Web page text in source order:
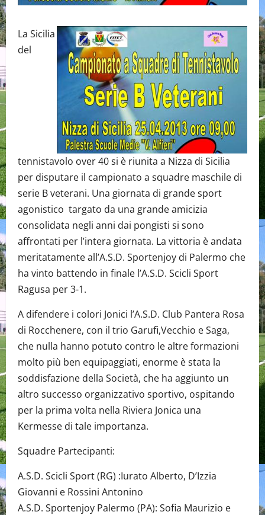
La Sicilia
del
tennistavolo over 40 si è riunita a Nizza di Sicilia
per disputare il campionato a squadre maschile di
serie B veterani. Una giornata di grande sport
agonistico targato da una grande amicizia
consolidata negli anni dai pongisti si sono
affrontati per l’intera giornata. La vittoria è andata
meritatamente all’A.S.D. Sportenjoy di Palermo che
ha vinto battendo in finale l’A.S.D. Scicli Sport
Ragusa per 3-1.
A difendere i colori Jonici l’A.S.D. Club Pantera Rosa
di Rocchenere, con il trio Garufi,Vecchio e Saga,
che nulla hanno potuto contro le altre formazioni
molto più ben equipaggiati, enorme è stata la
soddisfazione della Società, che ha aggiunto un
altro successo organizzativo sportivo, ospitando
per la prima volta nella Riviera Jonica una
Kermesse di tale importanza.
Squadre Partecipanti:
A.S.D. Scicli Sport (RG) :Iurato Alberto, D’Izzia
Giovanni e Rossini Antonino
A.S.D. Sportenjoy Palermo (PA): Sofia Maurizio e